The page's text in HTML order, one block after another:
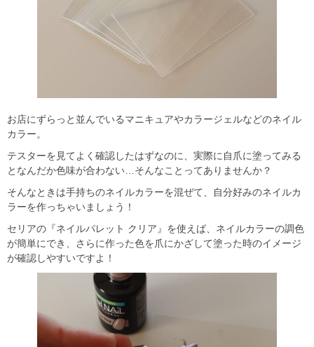
お店にずらっと並んでいるマニキュアやカラージェルなどのネイル
カラー。
テスターを見てよく確認したはずなのに、実際に自爪に塗ってみる
となんだか色味が合わない…そんなことってありませんか？
そんなときは手持ちのネイルカラーを混ぜて、自分好みのネイルカ
ラーを作っちゃいましょう！
セリアの『ネイルパレット クリア』を使えば、ネイルカラーの調色
が簡単にでき、さらに作った色を爪にかざして塗った時のイメージ
が確認しやすいですよ！